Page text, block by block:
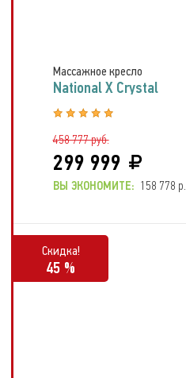
Массажное кресло
National X Crystal
458 777 руб.
299 999
ВЫ ЭКОНОМИТЕ: 158 778 р.
Скидка!
45 %